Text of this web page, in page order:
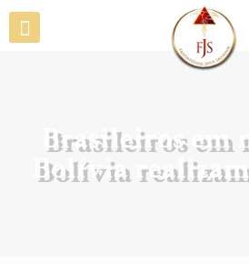
Brasileiros em
Bolívia